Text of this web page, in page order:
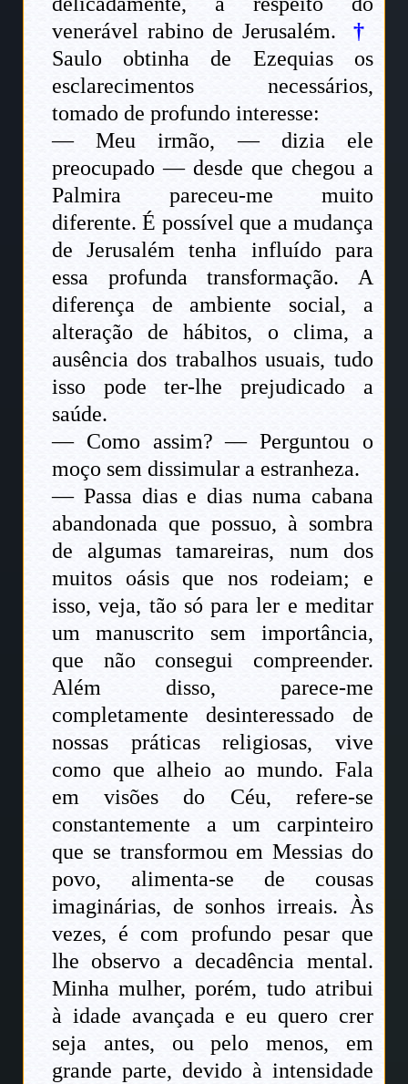
venerável rabino de Jerusalém.
†
Saulo obtinha de Ezequias os
esclarecimentos necessários,
tomado de profundo interesse:
— Meu irmão, — dizia ele
preocupado — desde que chegou a
Palmira pareceu-me muito
diferente. É possível que a mudança
de Jerusalém tenha influído para
essa profunda transformação. A
diferença de ambiente social, a
alteração de hábitos, o clima, a
ausência dos trabalhos usuais, tudo
isso pode ter-lhe prejudicado a
saúde.
— Como assim? — Perguntou o
moço sem dissimular a estranheza.
— Passa dias e dias numa cabana
abandonada que possuo, à sombra
de algumas tamareiras, num dos
muitos oásis que nos rodeiam; e
isso, veja, tão só para ler e meditar
um manuscrito sem importância,
que não consegui compreender.
Além disso, parece-me
completamente desinteressado de
nossas práticas religiosas, vive
como que alheio ao mundo. Fala
em visões do Céu, refere-se
constantemente a um carpinteiro
que se transformou em Messias do
povo, alimenta-se de cousas
imaginárias, de sonhos irreais. Às
vezes, é com profundo pesar que
lhe observo a decadência mental.
Minha mulher, porém, tudo atribui
à idade avançada e eu quero crer
seja antes, ou pelo menos, em
grande parte, devido à intensidade